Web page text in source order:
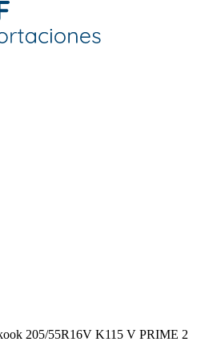
205/55R16V K115 V PRIME 2